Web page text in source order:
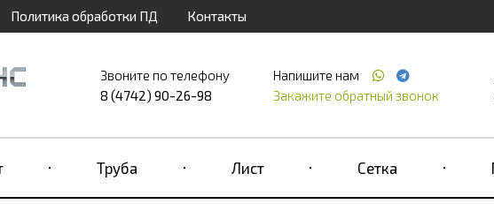
Политика обработки ПД Контакты
Звоните по телефону
8 (4742) 90-26-98
Напишите нам
Закажите обратный звонок
Труба Лист Сетка